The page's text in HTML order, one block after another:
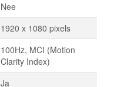
Nee
1920 x 1080 pixels
100Hz, MCI (Motion
Clarity Index)
Ja